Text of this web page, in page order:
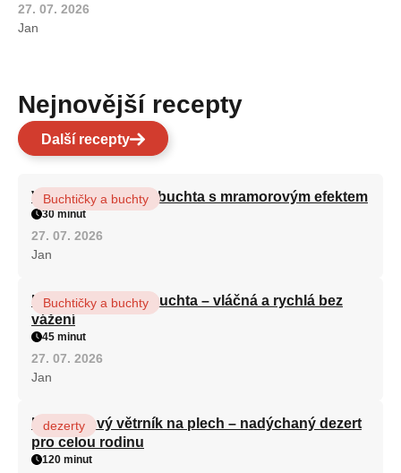
27. 07. 2026
Jan
Nejnovější recepty
Další recepty
Vláčná olejová litá buchta s mramorovým efektem
Buchtičky a buchty
30 minut
27. 07. 2026
Jan
Hrnková maková buchta – vláčná a rychlá bez
vážení
Buchtičky a buchty
45 minut
27. 07. 2026
Jan
Karamelový větrník na plech – nadýchaný dezert
pro celou rodinu
dezerty
120 minut